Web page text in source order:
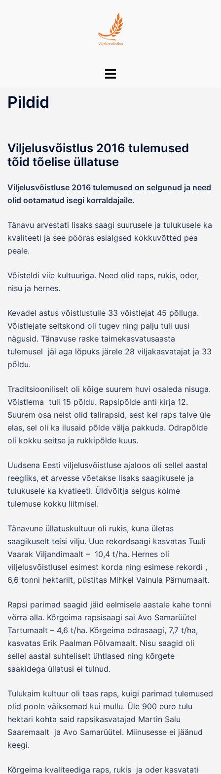
Toggle
Pildid
Viljelusvõistlus 2016 tulemused
tõid tõelise üllatuse
Viljelusvõistluse 2016 tulemused on selgunud ja need
olid ootamatud isegi korraldajaile.
Tänavu arvestati lisaks saagi suurusele ja tulukusele ka
kvaliteeti ja see pööras esialgsed kokkuvõtted pea
peale.
Võisteldi viie kultuuriga. Need olid raps, rukis, oder,
nisu ja hernes.
Kevadel astus võistlustulle 33 võistlejat 45 põlluga.
Võistlejate seltskond oli tugev ning palju tuli uusi
nägusid. Tänavuse raske taimekasvatusaasta
tulemusel jäi aga lõpuks järele 28 viljakasvatajat ja 33
põldu.
Traditsiooniliselt oli kõige suurem huvi osaleda nisuga.
Võistlema tuli 15 põldu. Rapsipõlde anti kirja 12.
Suurem osa neist olid talirapsid, sest kel raps talve üle
elas, sel oli ka ilusaid põlde välja pakkuda. Odrapõlde
oli kokku seitse ja rukkipõlde kuus.
Uudsena Eesti viljelusvõistluse ajaloos oli sellel aastal
reegliks, et arvesse võetakse lisaks saagikusele ja
tulukusele ka kvatieeti. Üldvõitja selgus kolme
tulemuse kokku liitmisel.
Tänavune üllatuskultuur oli rukis, kuna ületas
saagikuselt teisi vilju. Uue rekordsaagi kasvatas Tuuli
Vaarak Viljandimaalt – 10,4 t/ha. Hernes oli
viljelusvõistlusel esimest korda ning esimese rekordi ,
6,6 tonni hektarilt, püstitas Mihkel Vainula Pärnumaalt.
Rapsi parimad saagid jäid eelmisele aastale kahe tonni
võrra alla. Kõrgeima rapsisaagi sai Avo Samarüütel
Tartumaalt – 4,6 t/ha. Kõrgeima odrasaagi, 7,7 t/ha,
kasvatas Erik Paalman Põlvamaalt. Nisu saagid oli
sellel aastal suhteliselt ühtlased ning kõrgete
saakidega üllatusi ei tulnud.
Tulukaim kultuur oli taas raps, kuigi parimad tulemused
olid poole väiksemad kui mullu. Üle 900 euro tulu
hektari kohta said rapsikasvatajad Martin Salu
Saaremaalt ja Avo Samarüütel. Miinusesse ei jäänud
keegi.
Kõrgeima kvaliteediga raps, rukis ja oder kasvatati